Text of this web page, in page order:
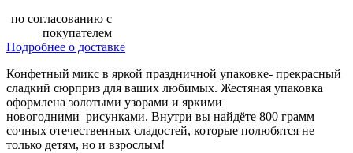
по согласованию с
покупателем
Подробнее о доставке
Конфетный микс в яркой праздничной упаковке- прекрасный
сладкий сюрприз для ваших любимых. Жестяная упаковка
оформлена золотыми узорами и яркими
новогодними рисунками. Внутри вы найдёте 800 грамм
сочных отечественных сладостей, которые полюбятся не
только детям, но и взрослым!